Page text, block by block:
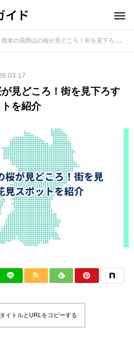
イド
熊本の花岡山の桜が見どころ！街を見下ろす穴場お花見スポットを紹介
見どころ！街を見下ろす
を紹介
イトルとURLをコピーする